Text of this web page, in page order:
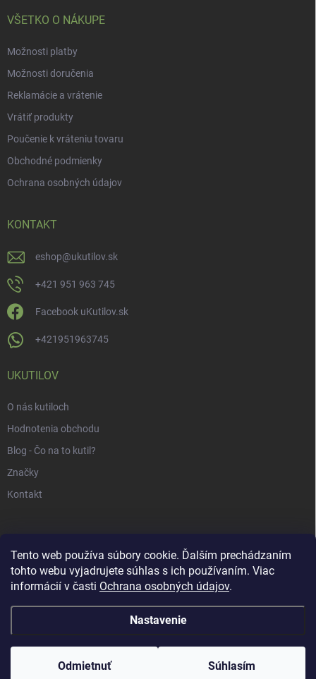
Tento web používa súbory cookie. Ďalším prechádzaním
tohto webu vyjadrujete súhlas s ich používaním. Viac
informácií v časti Ochrana osobných údajov.
Nastavenie
Odmietnuť Súhlasím
VŠETKO O NÁKUPE
Možnosti platby
Možnosti doručenia
Reklamácie a vrátenie
Vrátiť produkty
Poučenie k vráteniu tovaru
Obchodné podmienky
Ochrana osobných údajov
KONTAKT
eshop@ukutilov.sk
+421 951 963 745
Facebook uKutilov.sk
+421951963745
UKUTILOV
O nás kutiloch
Hodnotenia obchodu
Blog - Čo na to kutil?
Značky
Kontakt
Copyright 2026 . Všetky práva vyhradené.